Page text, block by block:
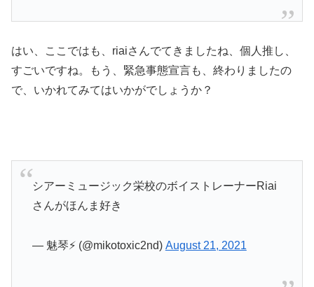
はい、ここではも、riaiさんでてきましたね、個人推し、
すごいですね。もう、緊急事態宣言も、終わりましたの
で、いかれてみてはいかがでしょうか？
シアーミュージック栄校のボイストレーナーRiai
さんがほんま好き
— 魅琴⚡️ (@mikotoxic2nd) August 21, 2021